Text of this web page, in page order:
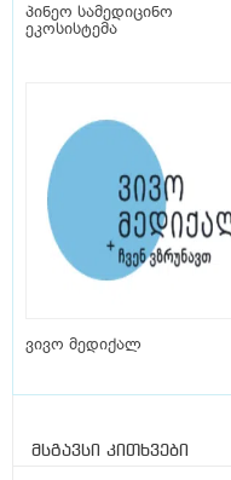
პინეო სამედიცინო
ეკოსისტემა
ვივო მედიქალ
მსგავსი კითხვები